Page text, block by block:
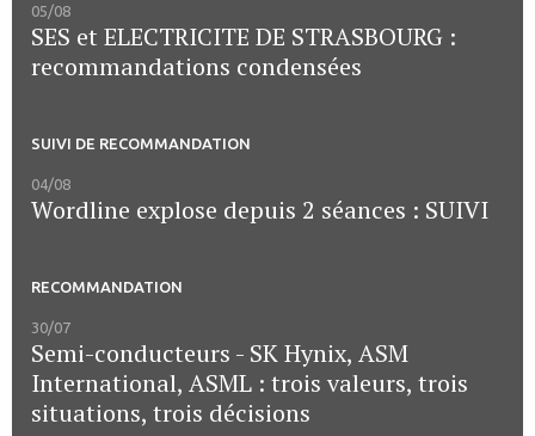
05/08
SES et ELECTRICITE DE STRASBOURG :
recommandations condensées
SUIVI DE RECOMMANDATION
04/08
Wordline explose depuis 2 séances : SUIVI
RECOMMANDATION
30/07
Semi-conducteurs - SK Hynix, ASM
International, ASML : trois valeurs, trois
situations, trois décisions